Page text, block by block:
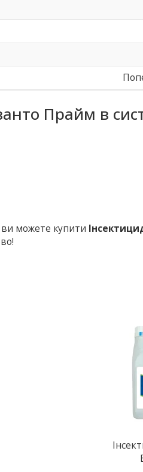
Прайм в
ви можете купити